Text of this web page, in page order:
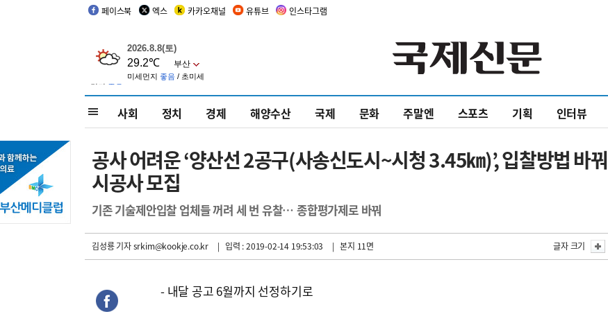
페이스북 엑스 카카오채널 유튜브 인스타그램
사회 정치 경제 해양수산 국제 문화 주말엔 스포츠 기획 인터뷰
공사 어려운 ‘양산선 2공구(사송신도시~시청 3.45㎞)’, 입찰방법 바꿔
시공사 모집
기존 기술제안입찰 업체들 꺼려 세 번 유찰… 종합평가제로 바꿔
김성룡 기자srkim@kookje.co.kr | 입력 : 2019-02-14 19:53:03 | 본지 11면 글자 크기
- 내달 공고 6월까지 선정하기로